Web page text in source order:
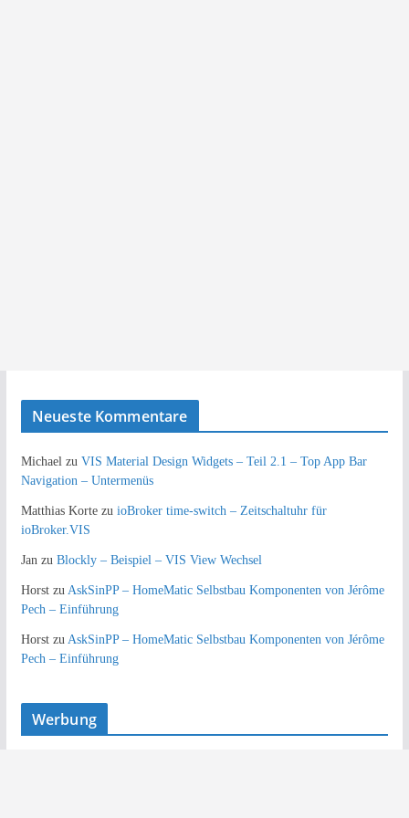
Neueste Kommentare
Michaelzu VIS Material Design Widgets – Teil 2.1 – Top App Bar
Navigation – Untermenüs
Matthias Kortezu ioBroker time-switch – Zeitschaltuhr für
ioBroker.VIS
Janzu Blockly – Beispiel – VIS View Wechsel
Horstzu AskSinPP – HomeMatic Selbstbau Komponenten von Jérôme
Pech – Einführung
Horstzu AskSinPP – HomeMatic Selbstbau Komponenten von Jérôme
Pech – Einführung
Werbung